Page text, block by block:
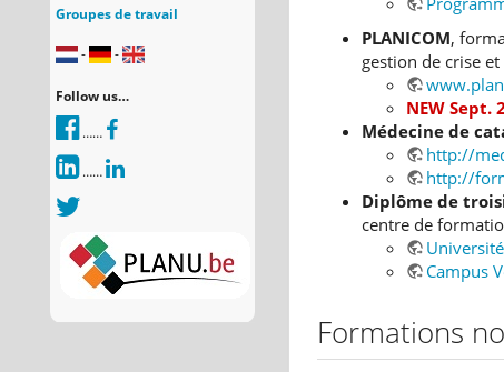
Groupes de travail
- -
Follow us…
……
……
PLANICOM,
gestion de crise
NEW Sept.
Médecine de
http://
http://
Diplôme de
centre de
Campus
Formations